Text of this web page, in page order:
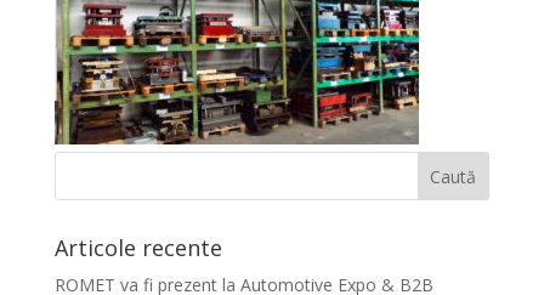
Articole recente
ROMET va fi prezent la Automotive Expo & B2B